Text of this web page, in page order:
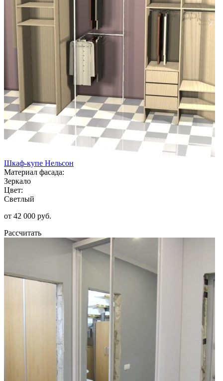
Шкаф-купе Нельсон
Материал фасада:
Зеркало
Цвет:
Светлый
от 42 000 руб.
Рассчитать